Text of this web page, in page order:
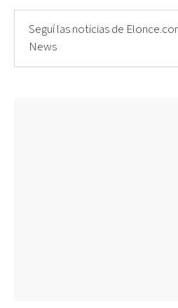
Seguí las noticias de
News